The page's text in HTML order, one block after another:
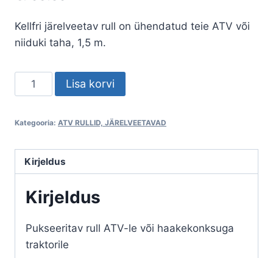
Kellfri järelveetav rull on ühendatud teie ATV või
niiduki taha, 1,5 m.
ATV
rull,
kogus
Lisa korvi
Kategooria: ATV RULLID, JÄRELVEETAVAD
Kirjeldus
Kirjeldus
Pukseeritav rull ATV-le või haakekonksuga
traktorile